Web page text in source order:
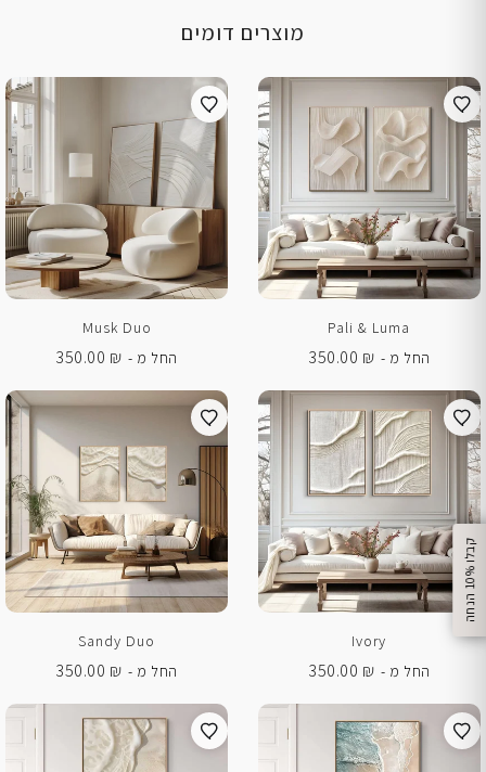
ק
ב
ל
ו
1
0
%
ה
נ
ח
ה
מוצרים דומים
Pali & Luma
החל מ -
350.00 ₪
Musk Duo
החל מ -
350.00 ₪
Ivory
החל מ -
350.00 ₪
Sandy Duo
החל מ -
350.00 ₪